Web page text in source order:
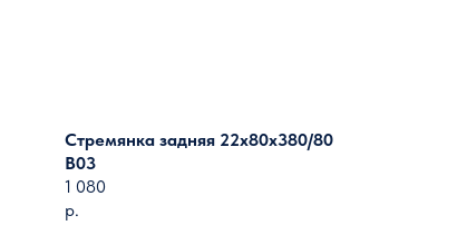
Стремянка задняя 22х80х380/80
B03
1 080
р.